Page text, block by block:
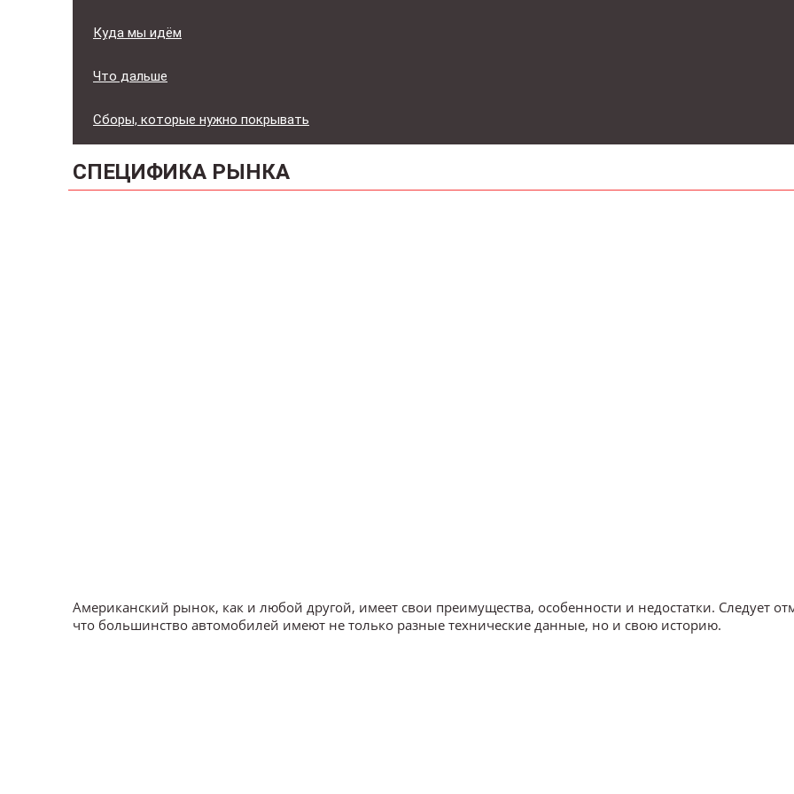
Куда мы идём
Что дальше
Сборы, которые нужно покрывать
СПЕЦИФИКА РЫНКА
Американский рынок, как и любой другой, имеет свои преимущества, особенности и недостатки. Следует
что большинство автомобилей имеют не только разные технические данные, но и свою историю.